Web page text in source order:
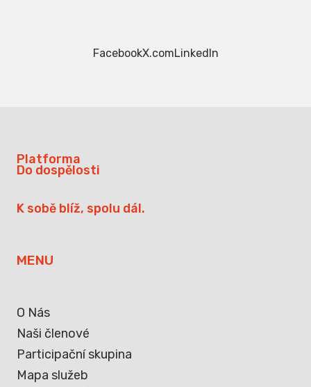
FacebookX.comLinkedIn
Platforma
Do dospělosti
K sobě blíž, spolu dál.
MENU
O Nás
Naši členové
Participační skupina
Mapa služeb